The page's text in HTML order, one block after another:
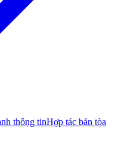
thông tinHợp tác bán tòa